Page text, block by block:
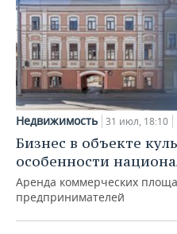
Недвижимость 31 июл, 18:10
Бизнес в объекте
особенности
Аренда коммерческих
предпринимателей